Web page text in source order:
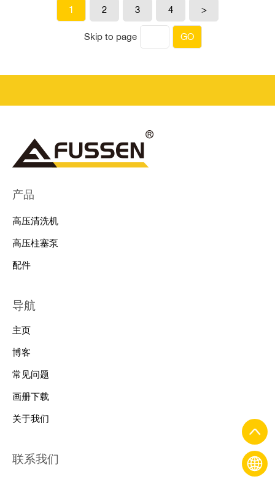
1 2 3 4 >
Skip to page GO
产品
高压清洗机
高压柱塞泵
配件
导航
主页
博客
常见问题
画册下载
关于我们
联系我们